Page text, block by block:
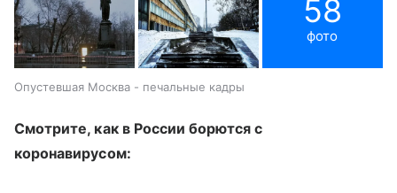
58
фото
Опустевшая Москва - печальные кадры
Смотрите, как в России борются с
коронавирусом: